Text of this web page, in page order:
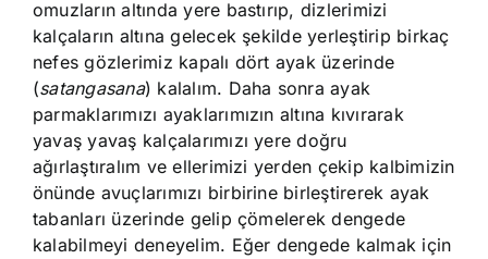
omuzların altında yere bastırıp, dizlerimizi
kalçaların altına gelecek şekilde yerleştirip birkaç
nefes gözlerimiz kapalı dört ayak üzerinde
(satangasana) kalalım. Daha sonra ayak
parmaklarımızı ayaklarımızın altına kıvırarak
yavaş yavaş kalçalarımızı yere doğru
ağırlaştıralım ve ellerimizi yerden çekip kalbimizin
önünde avuçlarımızı birbirine birleştirerek ayak
tabanları üzerinde gelip çömelerek dengede
kalabilmeyi deneyelim. Eğer dengede kalmak için